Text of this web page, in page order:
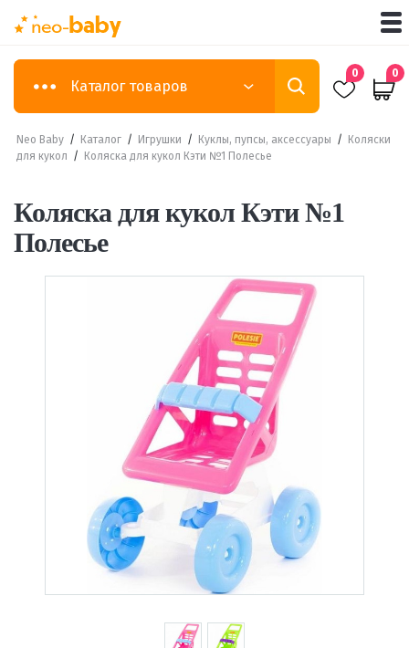
Каталог товаров
0 0
Neo Baby / Каталог / Игрушки / Куклы, пупсы, аксессуары /
Коляски
для кукол / Коляска для кукол Кэти №1 Полесье
Коляска для кукол Кэти №1
Полесье